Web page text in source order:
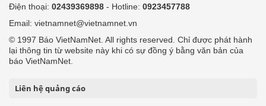
Điện thoại: 02439369898 - Hotline: 0923457788
Email: vietnamnet@vietnamnet.vn
© 1997 Báo VietNamNet. All rights reserved. Chỉ được phát hành
lại thông tin từ website này khi có sự đồng ý bằng văn bản của
báo VietNamNet.
Liên hệ quảng cáo